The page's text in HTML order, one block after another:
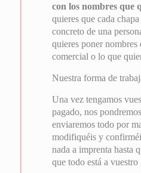
con los nombres que
quieres que cada
concreto de una
quieres poner
comercial o lo que
Nuestra forma de
Una vez tengamos
pagado, nos
enviaremos todo por
modifiquéis y
nada a imprenta hasta
que todo está a vuestro